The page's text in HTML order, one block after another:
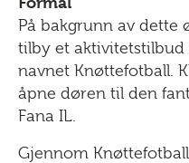
På bakgrunn av dette
tilby et
navnet Knøttefotball.
åpne døren til den
Fana IL.
Gjennom